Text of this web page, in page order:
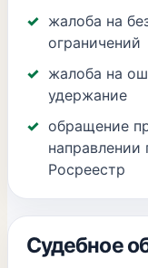
жалоба на
ограничений
жалоба на
удержание
обращение
направлении
Росреестр
Судебное